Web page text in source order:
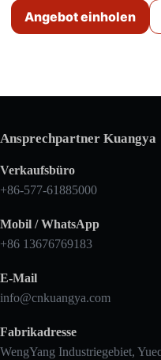
Angebot einholen
Ansprechpartner Kuangya
Verkaufsbüro
+86-577-61885000
Mobil / WhatsApp
+86 13676769183
E-Mail
info@cnkuangya.com
Fabrikadresse
WengYang Industriegebiet,